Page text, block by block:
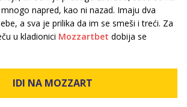
napred, kao ni nazad. Imaju dva
a sva je prilika da im se smeši i treći. Za
u kladionici Mozzartbet dobija se
IDI NA MOZZART